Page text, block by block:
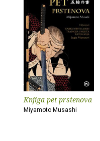
Knjiga pet prstenova
Miyamoto Musashi